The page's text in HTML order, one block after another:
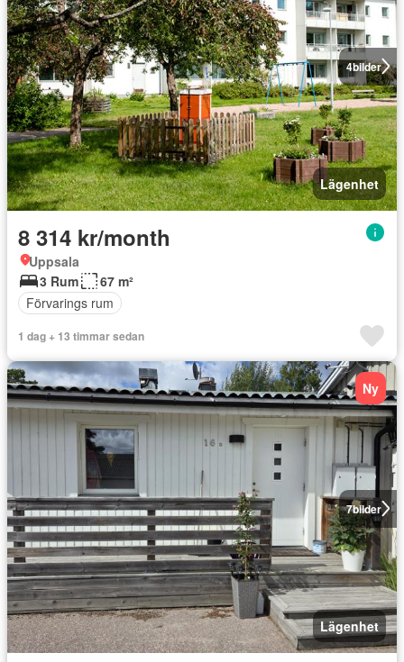
4bilder
Lägenhet
8 314 kr/month
Uppsala
3 Rum
67 m²
Förvarings rum
1 dag + 13 timmar sedan
7bilder
Ny
Lägenhet